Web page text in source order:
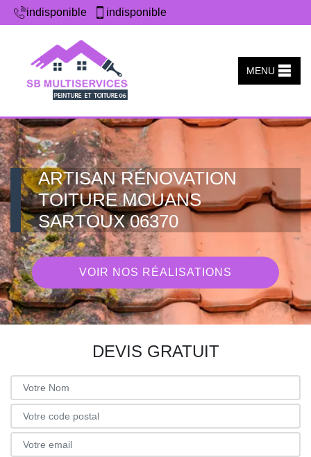
indisponible indisponible
MENU
ARTISAN RÉNOVATION
TOITURE MOUANS
SARTOUX 06370
VOIR NOS RÉALISATIONS
DEVIS GRATUIT